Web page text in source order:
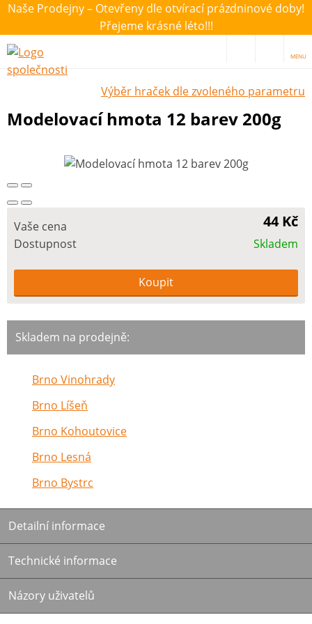
Naše Prodejny – Otevřeny dle otvírací prázdninové doby!
Přejeme krásné léto!!!
MENU
Výběr hraček dle zvoleného parametru
Modelovací hmota 12 barev 200g
Vaše cena 44 Kč
Dostupnost Skladem
Skladem na prodejně:
Brno Vinohrady
Brno Líšeň
Brno Kohoutovice
Brno Lesná
Brno Bystrc
Detailní informace
Technické informace
Názory uživatelů